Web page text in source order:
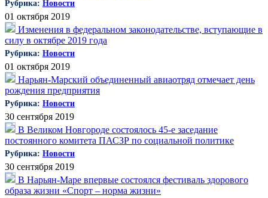
Рубрика: Новости
01 октября 2019
Изменения в федеральном законодательстве, вступающие в
силу в октябре 2019 года
Рубрика: Новости
01 октября 2019
Нарьян-Марский объединенный авиаотряд отмечает день
рождения предприятия
Рубрика: Новости
30 сентября 2019
В Великом Новгороде состоялось 45-е заседание
постоянного комитета ПАСЗР по социальной политике
Рубрика: Новости
30 сентября 2019
В Нарьян-Маре впервые состоялся фестиваль здорового
образа жизни «Спорт – норма жизни»